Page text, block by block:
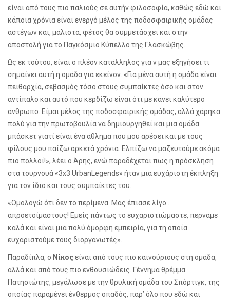
είναι από τους πιο παλιούς σε αυτήν φιλοσοφία, καθώς εδώ και
κάποια χρόνια είναι ενεργό μέλος της ποδοσφαιρικής ομάδας
αστέγων και, μάλιστα, φέτος θα συμμετάσχει και στην
αποστολή για το Παγκόσμιο Κύπελλο της Γλασκώβης.
Ως εκ τούτου, είναι ο πλέον κατάλληλος για ν μας εξηγήσει τι
σημαίνει αυτή η ομάδα για εκείνον. «Για μένα αυτή η ομάδα είναι
πειθαρχία, σεβασμός τόσο στους συμπαίκτες όσο και στον
αντίπαλο και αυτό που κερδίζω είναι ότι με κάνει καλύτερο
άνθρωπο. Είμαι μέλος της ποδοσφαιρικής ομάδας, αλλά χάρηκα
πολύ για την πρωτοβουλία να δημιουργηθεί και μια ομάδα
μπάσκετ γιατί είναι ένα άθλημα που μου αρέσει και με τους
φίλους μου παίζω αρκετά χρόνια. Ελπίζω να μαζευτούμε ακόμα
πιο πολλοί!», λέει ο Άρης, ενώ παραδέχεται πως η πρόσκληση
στα τουρνουά «3x3 Urban Legends» ήταν μια ευχάριστη έκπληξη
για τον ίδιο και τους συμπαίκτες του.
«Ομολογώ ότι δεν το περίμενα. Μας έπιασε λίγο...
απροετοίμαστους! Εμείς πάντως το ευχαριστιώμαστε, περνάμε
καλά και είναι μια πολύ όμορφη εμπειρία, για τη οποία
ευχαριστούμε τους διοργανωτές».
Παραδίπλα, ο Νίκοςείναι από τους πιο καινούριους στη ομάδα,
αλλά και από τους πιο ενθουσιώδεις. Γέννημα θρέμμα
Πατησιώτης, μεγάλωσε με την θρυλική ομάδα του Σπόρτιγκ, της
οποίας παραμένει ένθερμος οπαδός, παρ’ όλο που εδώ και